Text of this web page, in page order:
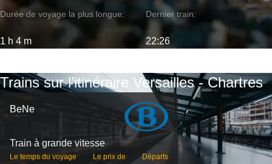
Durée de voyage la plus longue:
1 h 4 m
Dernier train:
22:26
Trains sur l’itinéraire Versailles - Chartres
BeNe
Train à grande vitesse
Le temps du voyage Le prix de Départs